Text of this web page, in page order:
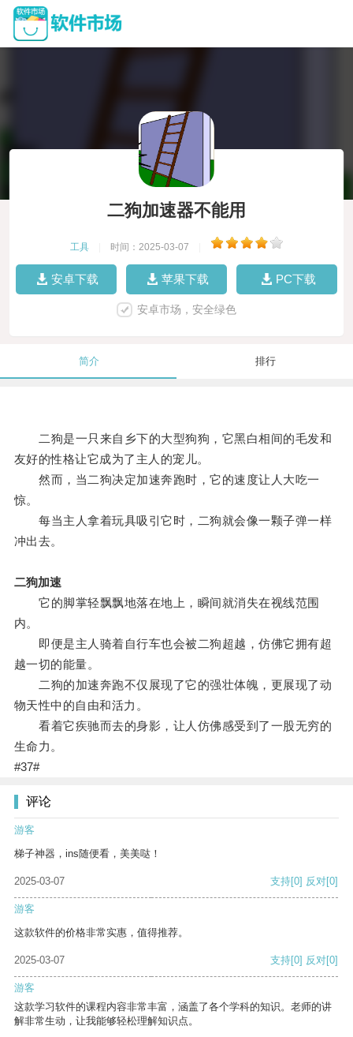
二狗加速器不能用
工具 时间：2025-03-07
安卓下载 苹果下载 PC下载
安卓市场，安全绿色
简介 排行
二狗是一只来自乡下的大型狗狗，它黑白相间的毛发和
友好的性格让它成为了主人的宠儿。
然而，当二狗决定加速奔跑时，它的速度让人大吃一
惊。
每当主人拿着玩具吸引它时，二狗就会像一颗子弹一样
冲出去。
二狗加速
它的脚掌轻飘飘地落在地上，瞬间就消失在视线范围
内。
即便是主人骑着自行车也会被二狗超越，仿佛它拥有超
越一切的能量。
二狗的加速奔跑不仅展现了它的强壮体魄，更展现了动
物天性中的自由和活力。
看着它疾驰而去的身影，让人仿佛感受到了一股无穷的
生命力。
#37#
评论
游客
梯子神器，ins随便看，美美哒！
2025-03-07 支持[0] 反对[0]
游客
这款软件的价格非常实惠，值得推荐。
2025-03-07 支持[0] 反对[0]
游客
这款学习软件的课程内容非常丰富，涵盖了各个学科的知识。老师的讲
解非常生动，让我能够轻松理解知识点。